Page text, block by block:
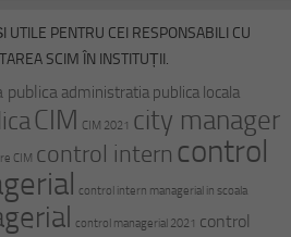
UTILE PENTRU CEI RESPONSABILI CU
SCIM ÎN INSTITUȚII.
publica administratia publica locala
CIM CIM 2021 city manager
CIM control intern control
control intern managerial in scoala
control managerial 2021 control